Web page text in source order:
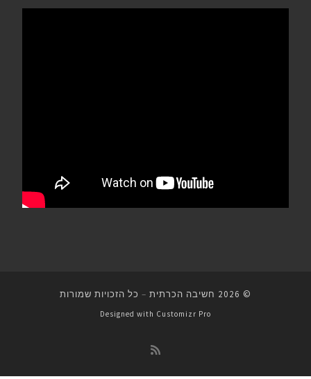
© 2026 חשיבה הכרתית – כל הזכויות שמורות
Designed with Customizr Pro